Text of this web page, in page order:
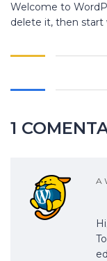
Welcome to
delete it, then start
1
A